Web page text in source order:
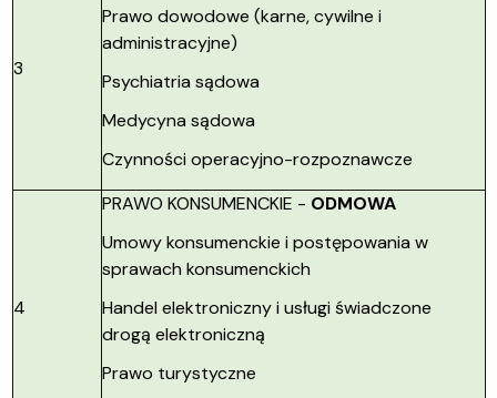
3
Prawo dowodowe (karne, cywilne i
administracyjne)
Psychiatria sądowa
Medycyna sądowa
Czynności operacyjno-rozpoznawcze
4
PRAWO KONSUMENCKIE - ODMOWA
Umowy konsumenckie i postępowania w
sprawach konsumenckich
Handel elektroniczny i usługi świadczone
drogą elektroniczną
Prawo turystyczne